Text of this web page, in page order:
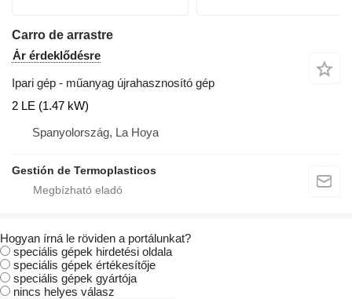
Carro de arrastre
Ár érdeklődésre
Ipari gép - műanyag újrahasznosító gép
2 LE (1.47 kW)
Spanyolország, La Hoya
Gestión de Termoplasticos
Hogyan írná le röviden a portálunkat?
speciális gépek hirdetési oldala
speciális gépek értékesítője
speciális gépek gyártója
nincs helyes válasz